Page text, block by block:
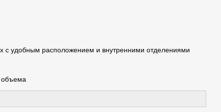
с удобным расположением и внутренними отделениями
объема